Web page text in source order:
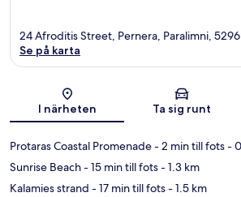
Karta
24 Afroditis Street, Pernera, Paralimni, 5296
Se på karta
I närheten Ta sig runt
Protaras Coastal Promenade- 2 min till fots-
Sunrise Beach- 15 min till fots- 1.3 km
Kalamies strand - 17 min till fots- 1.5 km